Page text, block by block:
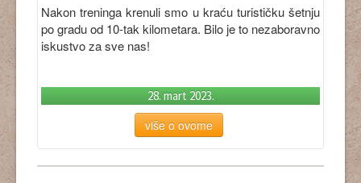
Nakon treninga krenuli smo u kraću turističku šetnju
po gradu od 10-tak kilometara. Bilo je to nezaboravno
iskustvo za sve nas!
28. mart 2023.
više o ovome